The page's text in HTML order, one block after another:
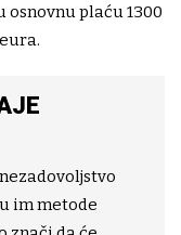
plaću 1300
im metode